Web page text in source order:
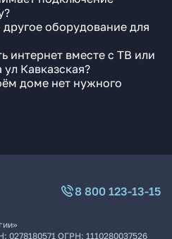
оборудование для
интернет вместе с ТВ или
Кавказская?
доме нет нужного
8 800 123-13-15
0278180571 ОГРН: 1110280037526